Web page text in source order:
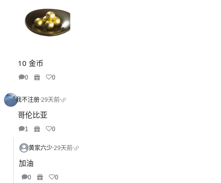
10 金币
0 0
我不注册·29天前·
哥伦比亚
1 0
黄家六少·29天前·
加油
0 0